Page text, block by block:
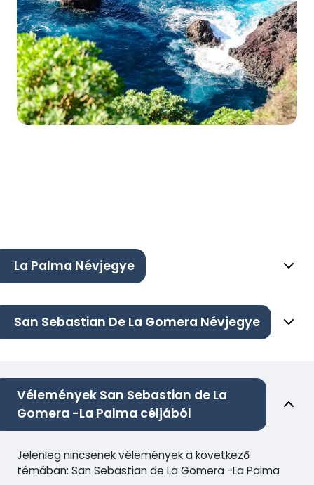
La Palma Névjegye
San Sebastian De La Gomera Névjegye
Vélemények San Sebastian de La
Gomera -La Palma céljából
Jelenleg nincsenek vélemények a következő
témában: San Sebastian de La Gomera -La Palma